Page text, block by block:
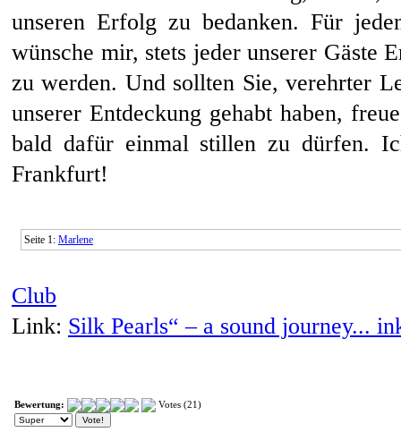
unseren Erfolg zu bedanken. Für
wünsche mir, stets jeder unserer Gäste
zu werden. Und sollten Sie, verehrter
unserer Entdeckung gehabt haben,
bald dafür einmal stillen zu dürfen.
Frankfurt!
Seite 1: Marlene
Club
Link: Silk Pearls“ – a sound journey...
Bewertung: Votes (21)